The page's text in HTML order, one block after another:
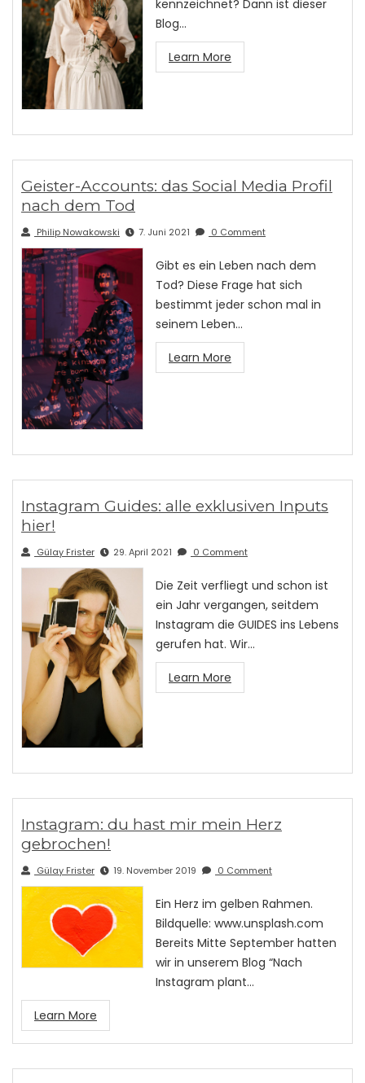
kennzeichnet? Dann ist dieser
Blog…
Learn More
Geister-Accounts: das Social Media Profil
nach dem Tod
Philip Nowakowski 7. Juni 2021 0 Comment
Gibt es ein Leben nach dem
Tod? Diese Frage hat sich
bestimmt jeder schon mal in
seinem Leben…
Learn More
Instagram Guides: alle exklusiven Inputs
hier!
Gülay Frister 29. April 2021 0 Comment
Die Zeit verfliegt und schon ist
ein Jahr vergangen, seitdem
Instagram die GUIDES ins Lebens
gerufen hat. Wir…
Learn More
Instagram: du hast mir mein Herz
gebrochen!
Gülay Frister 19. November 2019 0 Comment
Ein Herz im gelben Rahmen.
Bildquelle: www.unsplash.com
Bereits Mitte September hatten
wir in unserem Blog “Nach
Instagram plant…
Learn More